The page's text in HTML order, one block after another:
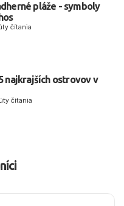
pláže - symboly
čítania
najkrajších ostrovov v
čítania